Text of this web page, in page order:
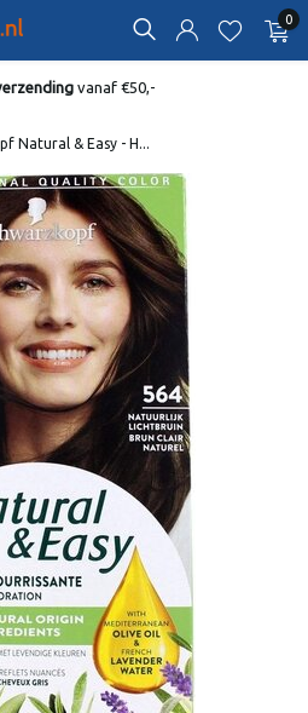
0
vanaf €50,-
Natural & Easy - H...